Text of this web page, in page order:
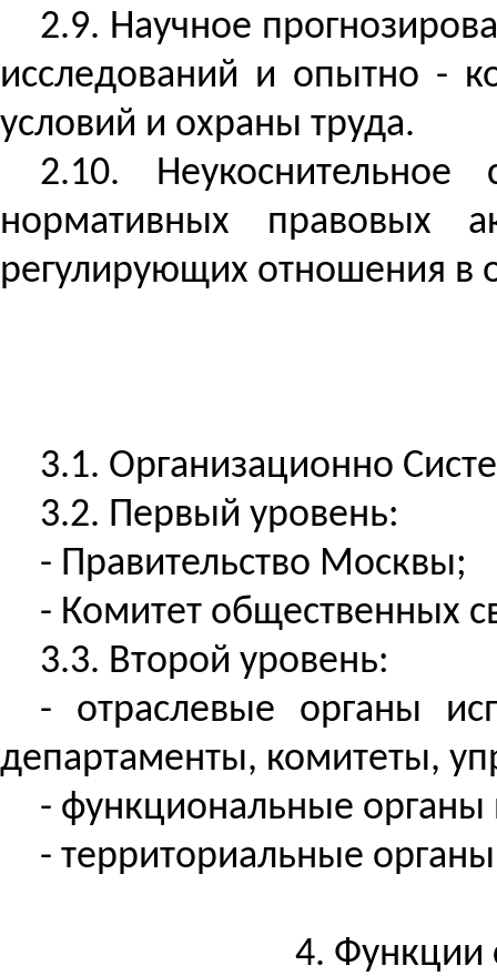
2.9. Научное
исследований и опытно -
условий и охраны труда.
2.10. Неукоснительное
нормативных правовых
регулирующих отношения в
3.1. Организационно
3.2. Первый уровень:
- Правительство Москвы;
- Комитет общественных
3.3. Второй уровень:
- отраслевые органы
департаменты, комитеты,
- функциональные органы
- территориальные
4. Функции